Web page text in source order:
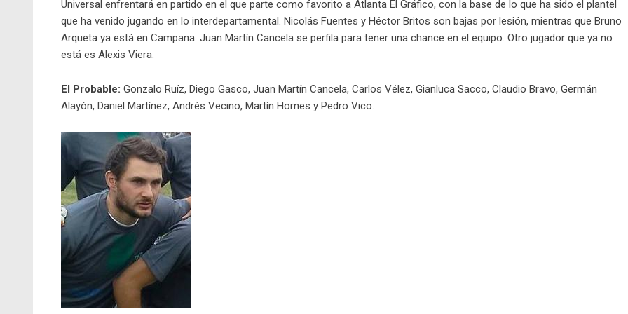
Universal enfrentará en partido en el que parte como favorito a Atlanta El Gráfico, con la base de lo que ha sido el plantel
que ha venido jugando en lo interdepartamental. Nicolás Fuentes y Héctor Britos son bajas por lesión, mientras que Bruno
Arqueta ya está en Campana. Juan Martín Cancela se perfila para tener una chance en el equipo. Otro jugador que ya no
está es Alexis Viera.
El Probable: Gonzalo Ruíz, Diego Gasco, Juan Martín Cancela, Carlos Vélez, Gianluca Sacco, Claudio Bravo, Germán
Alayón, Daniel Martínez, Andrés Vecino, Martín Hornes y Pedro Vico.